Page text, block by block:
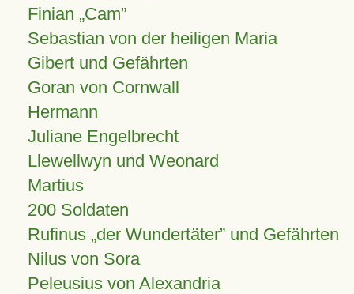
Finian Cam
Sebastian von der heiligen Maria
Gibert und Gefährten
Goran von Cornwall
Hermann
Juliane Engelbrecht
Llewellwyn und Weonard
Martius
200 Soldaten
Rufinus „der Wundertäter” und Gefährten
Nilus von Sora
Peleusius von Alexandria